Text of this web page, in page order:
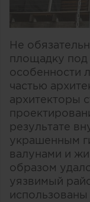
Не
площадку
особенности
частью
архитекторы
результате
украшенным
валунами и
образом
уязвимый